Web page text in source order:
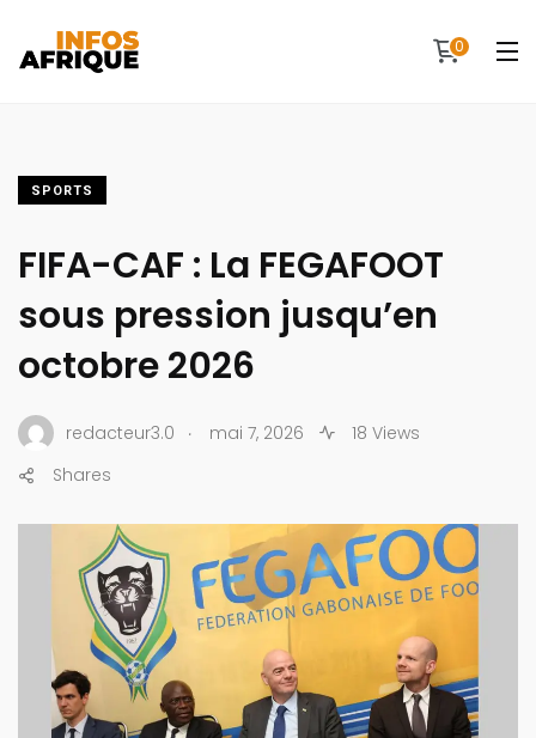
0
SPORTS
FIFA-CAF : La FEGAFOOT
sous pression jusqu’en
octobre 2026
redacteur3.0 . mai 7, 2026
18 Views
Shares